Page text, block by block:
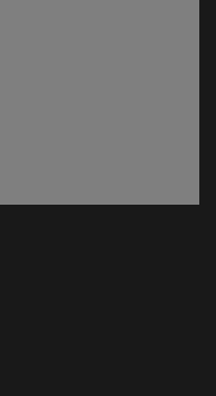
nueva ventana)
nueva ventana)